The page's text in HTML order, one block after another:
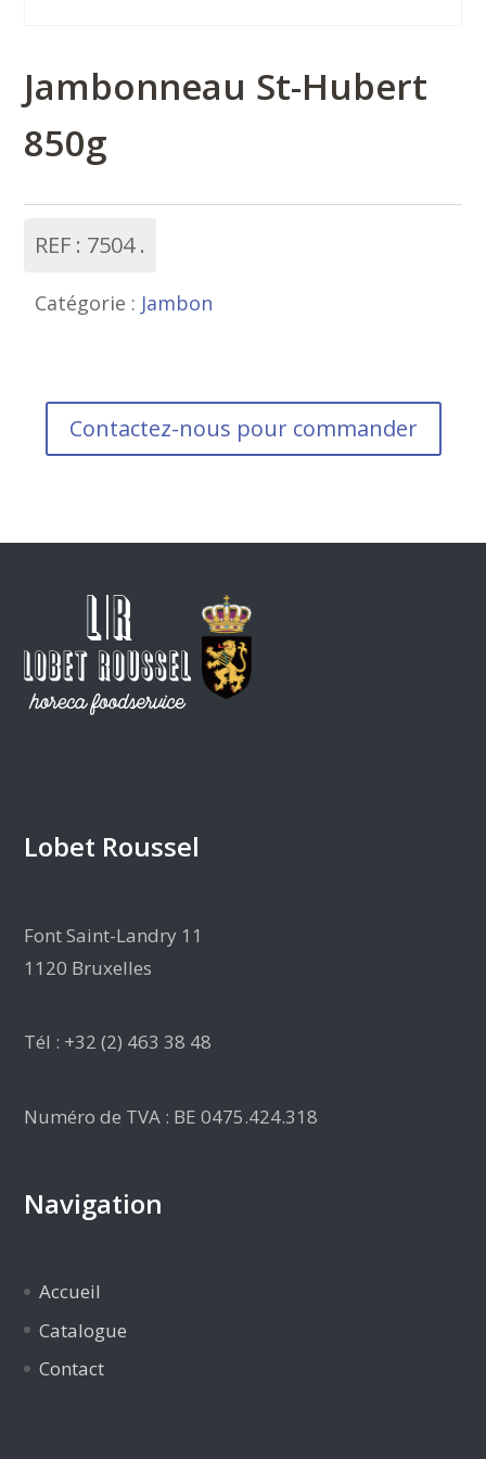
Jambonneau St-Hubert
850g
REF : 7504
Catégorie : Jambon
Contactez-nous pour commander
Lobet Roussel
Font Saint-Landry 11
1120 Bruxelles
Tél : +32 (2) 463 38 48
Numéro de TVA : BE 0475.424.318
Navigation
Accueil
Catalogue
Contact